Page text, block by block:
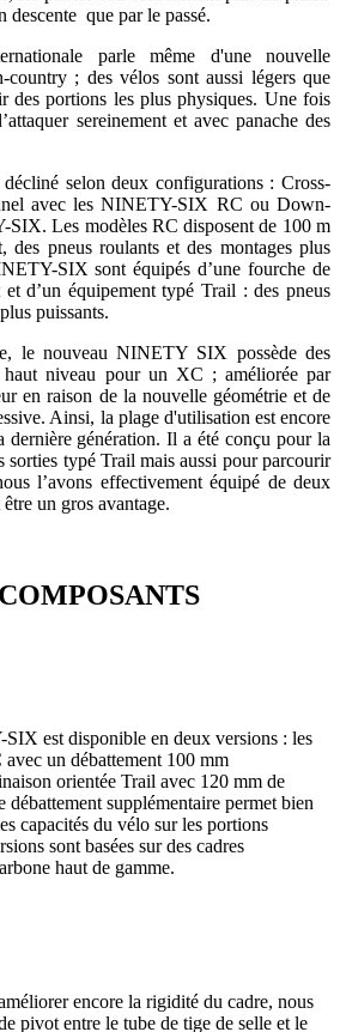
descente que par le passé.
parle même d'une nouvelle
; des vélos sont aussi légers que
des portions les plus physiques. Une fois
sereinement et avec panache des
selon deux configurations : Cross-
avec les NINETY-SIX RC ou Down-
Les modèles RC disposent de 100 m
des pneus roulants et des montages plus
SIX sont équipés d’une fourche de
d’un équipement typé Trail : des pneus
puissants.
le nouveau NINETY SIX possède des
haut niveau pour un XC ; améliorée par
en raison de la nouvelle géométrie et de
Ainsi, la plage d'utilisation est encore
dernière génération. Il a été conçu pour la
typé Trail mais aussi pour parcourir
l’avons effectivement équipé de deux
un gros avantage.
est disponible en deux versions : les
un débattement 100 mm
orientée Trail avec 120 mm de
supplémentaire permet bien
capacités du vélo sur les portions
sont basées sur des cadres
haut de gamme.
encore la rigidité du cadre, nous
pivot entre le tube de tige de selle et le